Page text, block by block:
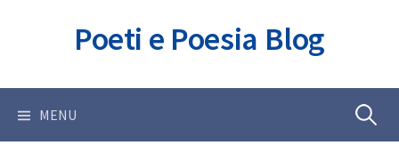
Poeti e Poesia Blog
MENU Ricerca